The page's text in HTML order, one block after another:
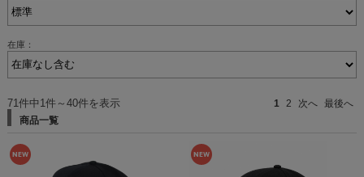
在庫：
71件中1件～40件を表示 1 2 次へ 最後へ
商品一覧